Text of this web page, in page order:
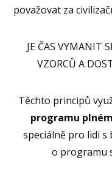
považovat za
JE ČAS VYMANIT
VZORCŮ A
Těchto principů
programu
speciálně pro lidi s
o programu